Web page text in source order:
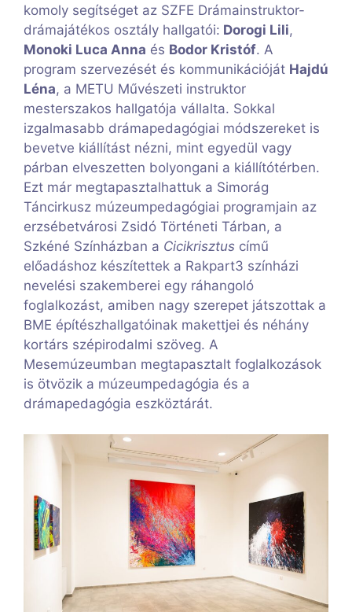
komoly segítséget az SZFE Drámainstruktor-
drámajátékos osztály hallgatói: Dorogi Lili,
Monoki Luca Anna és Bodor Kristóf. A
program szervezését és kommunikációját Hajdú
Léna, a METU Művészeti instruktor
mesterszakos hallgatója vállalta. Sokkal
izgalmasabb drámapedagógiai módszereket is
bevetve kiállítást nézni, mint egyedül vagy
párban elveszetten bolyongani a kiállítótérben.
Ezt már megtapasztalhattuk a Simorág
Táncirkusz múzeumpedagógiai programjain az
erzsébetvárosi Zsidó Történeti Tárban, a
Szkéné Színházban a Cicikrisztus című
előadáshoz készítettek a Rakpart3 színházi
nevelési szakemberei egy ráhangoló
foglalkozást, amiben nagy szerepet játszottak a
BME építészhallgatóinak makettjei és néhány
kortárs szépirodalmi szöveg. A
Mesemúzeumban megtapasztalt foglalkozások
is ötvözik a múzeumpedagógia és a
drámapedagógia eszköztárát.